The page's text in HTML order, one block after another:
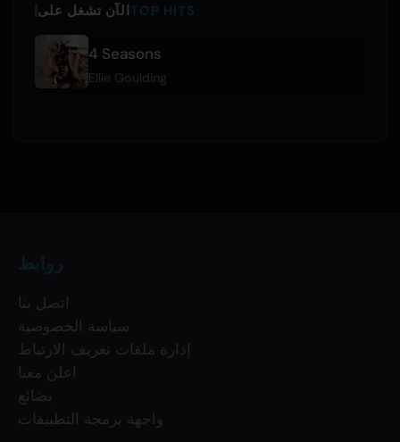
الآن تشغل علىTOP HITS
4 Seasons
Ellie Goulding
روابط
اتصل بنا
سياسة الخصوصية
إدارة ملفات تعريف الارتباط
اعلن معنا
بضائع
واجهة برمجة التطبيقات